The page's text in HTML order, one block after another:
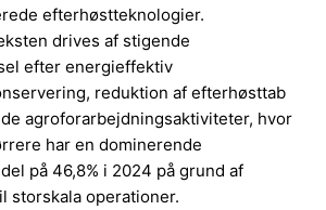
efterhøstteknologier.
drives af stigende
efter energieffektiv
reduktion af efterhøsttab
agroforarbejdningsaktiviteter, hvor
har en dominerende
på 46,8% i 2024 på grund af
storskala operationer.